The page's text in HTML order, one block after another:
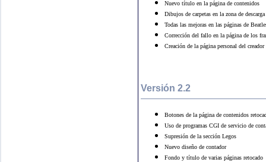
Nuevo título en la página de contenidos
Dibujos de carpetas en la zona de descarga
Todas las mejoras en las páginas de
Corrección del fallo en la página de los
Creación de la página personal del
Versión 2.2
Botones de la página de contenidos
Uso de programas CGI de servicio de
Supresión de la sección Legos
Nuevo diseño de contador
Fondo y título de varias páginas retocado